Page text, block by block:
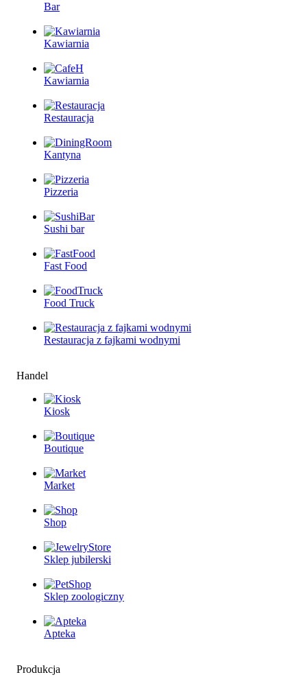
Bar
Kawiarnia
Kawiarnia
Restauracja
Kantyna
Pizzeria
Sushi bar
Fast Food
Food Truck
Restauracjа z fajkami wodnymi
Handel
Kiosk
Boutique
Market
Shop
Sklep jubilerski
Sklep zoologiczny
Apteka
Produkcja